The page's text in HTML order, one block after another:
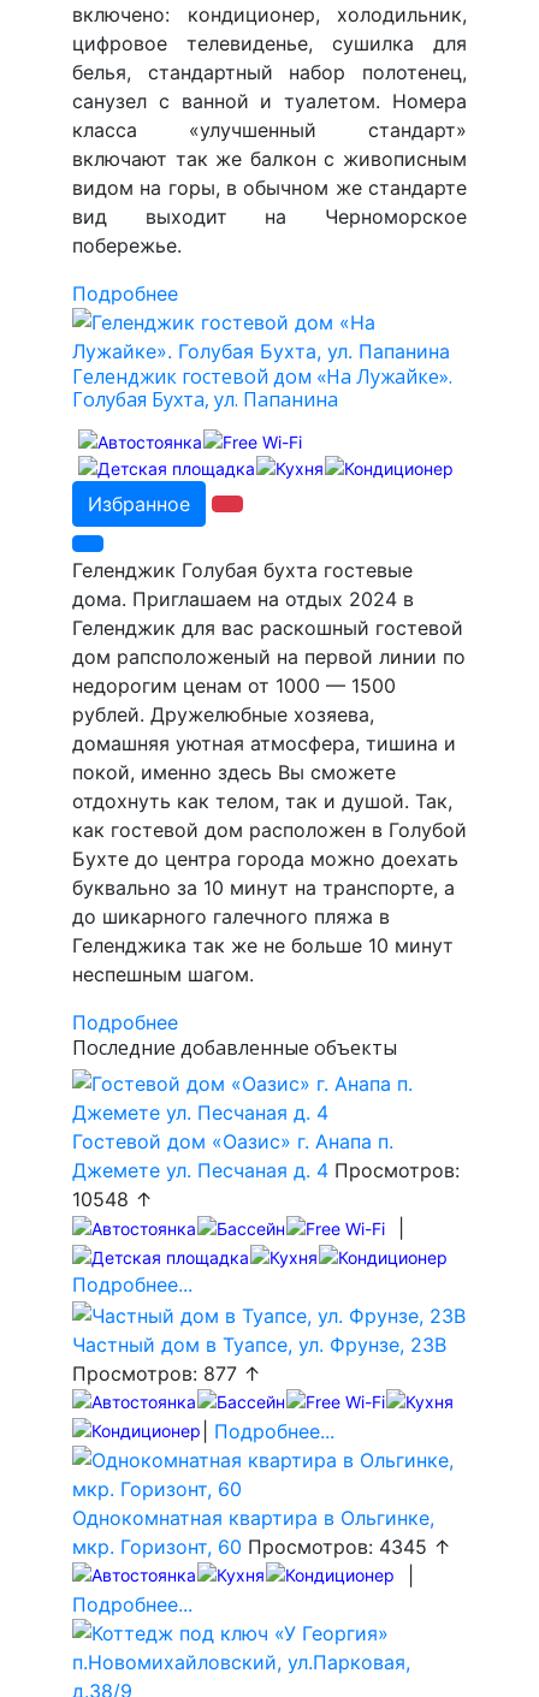
включено: кондиционер, холодильник,
цифровое телевиденье, сушилка для
белья, стандартный набор полотенец,
санузел с ванной и туалетом. Номера
класса «улучшенный стандарт»
включают так же балкон с живописным
видом на горы, в обычном же стандарте
вид выходит на Черноморское
побережье.
Подробнее
Геленджик гостевой дом «На Лужайке».
Голубая Бухта, ул. Папанина
Избранное
Геленджик Голубая бухта гостевые
дома. Приглашаем на отдых 2024 в
Геленджик для вас раскошный гостевой
дом рапсположеный на первой линии по
недорогим ценам от 1000 — 1500
рублей. Дружелюбные хозяева,
домашняя уютная атмосфера, тишина и
покой, именно здесь Вы сможете
отдохнуть как телом, так и душой. Так,
как гостевой дом расположен в Голубой
Бухте до центра города можно доехать
буквально за 10 минут на транспорте, а
до шикарного галечного пляжа в
Геленджика так же не больше 10 минут
неспешным шагом.
Подробнее
Последние добавленные объекты
Гостевой дом «Оазис» г. Анапа п.
Джемете ул. Песчаная д. 4 Просмотров:
10548 ↑
Подробнее...
Частный дом в Туапсе, ул. Фрунзе, 23В
Просмотров: 877 ↑
Подробнее...
Однокомнатная квартира в Ольгинке,
мкр. Горизонт, 60 Просмотров: 4345 ↑
Подробнее...